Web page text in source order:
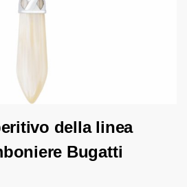
della linea
Bugatti